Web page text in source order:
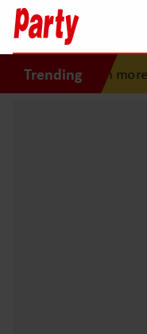
Trending
zus is mijn